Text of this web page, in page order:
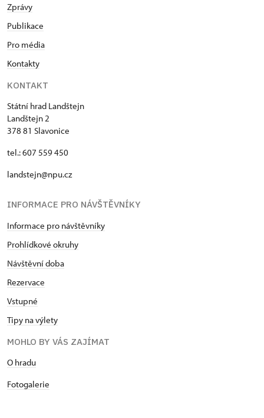
Zprávy
Publikace
Pro média
Kontakty
KONTAKT
Státní hrad Landštejn
Landštejn 2
378 81 Slavonice
tel.: 607 559 450
landstejn@npu.cz
INFORMACE PRO NÁVŠTĚVNÍKY
Informace pro návštěvníky
Prohlídkové okruhy
Návštěvní doba
Rezervace
Vstupné
Tipy na výlety
MOHLO BY VÁS ZAJÍMAT
O hradu
Fotogalerie